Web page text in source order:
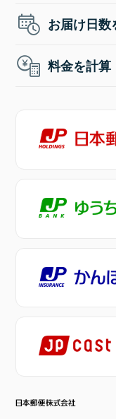
お届け日数
料金を計算